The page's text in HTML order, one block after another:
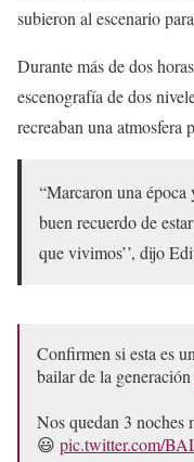
subieron al escenario
Durante más de dos
escenografía de dos
recreaban una atmosfera
“Marcaron una época
buen recuerdo de
que vivimos’’, dijo
Confirmen si esta es
bailar de la generación
Nos quedan 3 noches
😃 pic.twitter.com/